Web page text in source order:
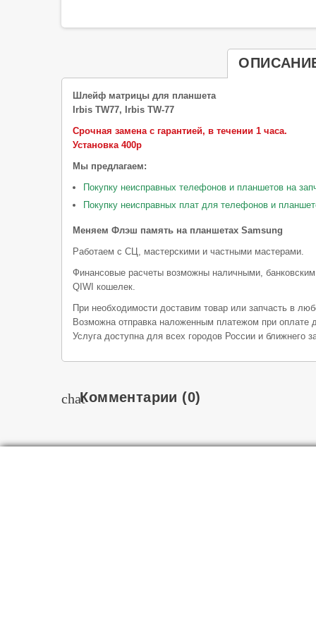
Шлейф матрицы для планшета
Irbis TW77, Irbis TW-77
Срочная замена с гарантией, в течении 1 часа.
Установка 400р
Мы предлагаем:
Покупку неисправных телефонов и планшетов на
Покупку неисправных плат для телефонов и
Меняем Флэш память на планшетах Samsung
Работаем с СЦ, мастерскими и частными мастерами.
Финансовые расчеты возможны наличными,
QIWI кошелек.
При необходимости доставим товар или запчасть в
Возможна отправка наложенным платежом при оплате
Услуга доступна для всех городов России и ближнего
chatКомментарии (0)